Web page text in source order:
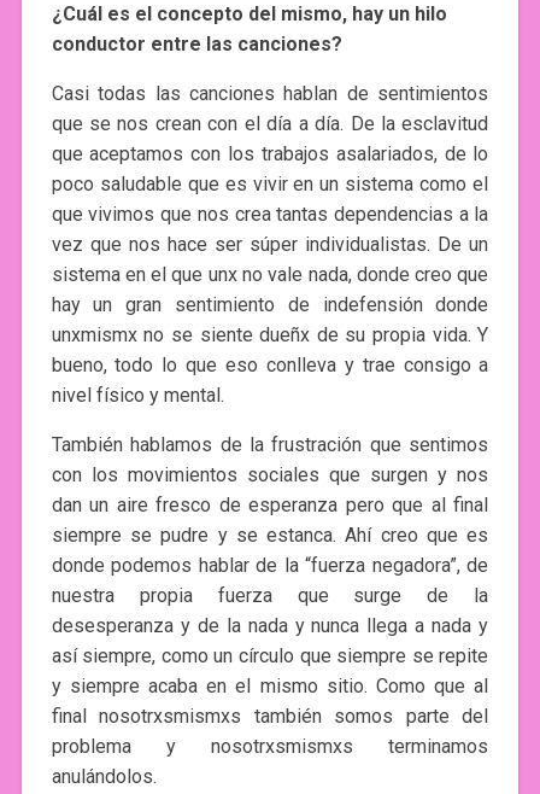
¿Cuál es el concepto del mismo, hay un hilo
conductor entre las canciones?
Casi todas las canciones hablan de sentimientos
que se nos crean con el día a día. De la esclavitud
que aceptamos con los trabajos asalariados, de lo
poco saludable que es vivir en un sistema como el
que vivimos que nos crea tantas dependencias a la
vez que nos hace ser súper individualistas. De un
sistema en el que unx no vale nada, donde creo que
hay un gran sentimiento de indefensión donde
unxmismx no se siente dueñx de su propia vida. Y
bueno, todo lo que eso conlleva y trae consigo a
nivel físico y mental.
También hablamos de la frustración que sentimos
con los movimientos sociales que surgen y nos
dan un aire fresco de esperanza pero que al final
siempre se pudre y se estanca. Ahí creo que es
donde podemos hablar de la “fuerza negadora”, de
nuestra propia fuerza que surge de la
desesperanza y de la nada y nunca llega a nada y
así siempre, como un círculo que siempre se repite
y siempre acaba en el mismo sitio. Como que al
final nosotrxsmismxs también somos parte del
problema y nosotrxsmismxs terminamos
anulándolos.